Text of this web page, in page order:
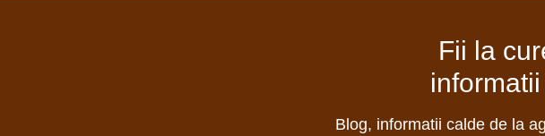
Fii la
Blog, informatii calde de la